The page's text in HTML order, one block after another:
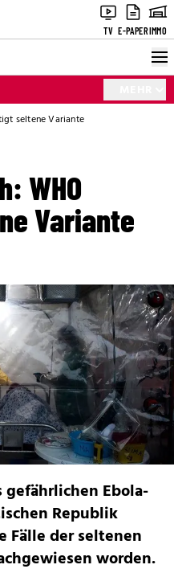
TV E-PAPERIMMO
seltene Variante
WHO
Variante
gefährlichen Ebola-
Republik
Fälle der seltenen
worden.